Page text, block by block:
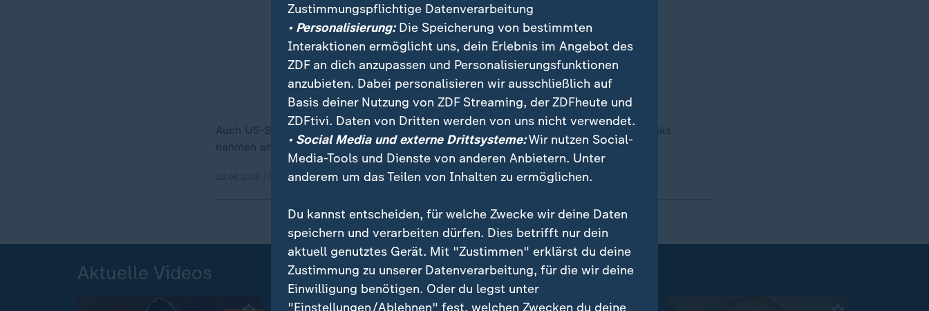
Auch US-Stars wie Stevie Wonder, Bruce Springsteen, Steven Spielberg und Tom Hanks
nahmen an der Eröffnungsfeier teil.
19.06.2026 | 1:29 min
Aktuelle Videos
Zustimmungspflichtige Datenverarbeitung
• Personalisierung:Die Speicherung von bestimmten
Interaktionen ermöglicht uns, dein Erlebnis im Angebot des
ZDF an dich anzupassen und Personalisierungsfunktionen
anzubieten. Dabei personalisieren wir ausschließlich auf
Basis deiner Nutzung von ZDF Streaming, der ZDFheute und
ZDFtivi. Daten von Dritten werden von uns nicht verwendet.
• Social Media und externe Drittsysteme:Wir nutzen Social-
Media-Tools und Dienste von anderen Anbietern. Unter
anderem um das Teilen von Inhalten zu ermöglichen.
Du kannst entscheiden, für welche Zwecke wir deine Daten
speichern und verarbeiten dürfen. Dies betrifft nur dein
aktuell genutztes Gerät. Mit "Zustimmen" erklärst du deine
Zustimmung zu unserer Datenverarbeitung, für die wir deine
Einwilligung benötigen. Oder du legst unter
"Einstellungen/Ablehnen" fest, welchen Zwecken du deine